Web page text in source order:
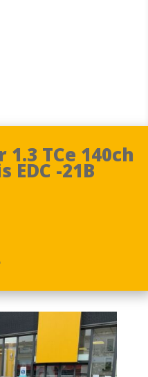
1.3 TCe 140ch
EDC -21B